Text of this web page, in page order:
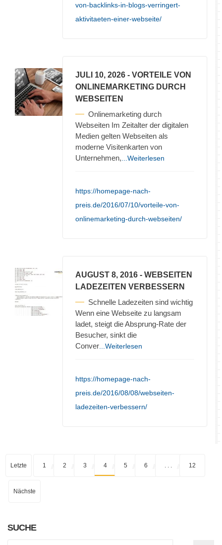
von-backlinks-in-blogs-verringert-
aktivitaeten-einer-webseite/
JULI 10, 2026 - VORTEILE VON
ONLINEMARKETING DURCH
WEBSEITEN
Onlinemarketing durch
Webseiten Im Zeitalter der digitalen
Medien gelten Webseiten als
moderne Visitenkarten von
Unternehmen, ...Weiterlesen
https://homepage-nach-
preis.de/2016/07/10/vorteile-von-
onlinemarketing-durch-webseiten/
AUGUST 8, 2016 - WEBSEITEN
LADEZEITEN VERBESSERN
Schnelle Ladezeiten sind wichtig
Wenn eine Webseite zu langsam
ladet, steigt die Absprung-Rate der
Besucher, sinkt die
Conver ...Weiterlesen
https://homepage-nach-
preis.de/2016/08/08/webseiten-
ladezeiten-verbessern/
Letzte 1 2 3 4 5 6 12
Nächste
SUCHE